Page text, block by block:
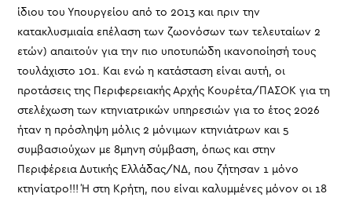
ίδιου του Υπουργείου από το 2013 και πριν την
κατακλυσμιαία επέλαση των ζωονόσων των τελευταίων 2
ετών) απαιτούν για την πιο υποτυπώδη ικανοποίησή τους
τουλάχιστο 101. Και ενώ η κατάσταση είναι αυτή, οι
προτάσεις της Περιφερειακής Αρχής Κουρέτα/ΠΑΣΟΚ για τη
στελέχωση των κτηνιατρικών υπηρεσιών για το έτος 2026
ήταν η πρόσληψη μόλις 2 μόνιμων κτηνιάτρων και 5
συμβασιούχων με 8μηνη σύμβαση, όπως και στην
Περιφέρεια Δυτικής Ελλάδας/ΝΔ, που ζήτησαν 1 μόνο
κτηνίατρο!!! Ή στη Κρήτη, που είναι καλυμμένες μόνον οι 18